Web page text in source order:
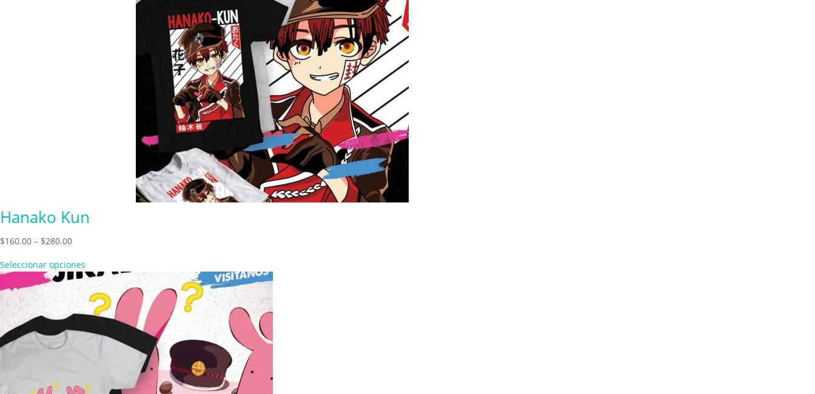
Hanako Kun
$160.00 – $280.00Price
$160.00
through
$280.00
Seleccionar opciones